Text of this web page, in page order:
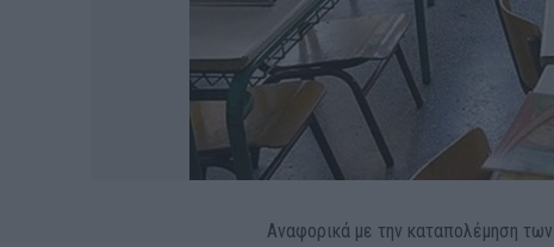
Αναφορικά με την καταπολέμηση